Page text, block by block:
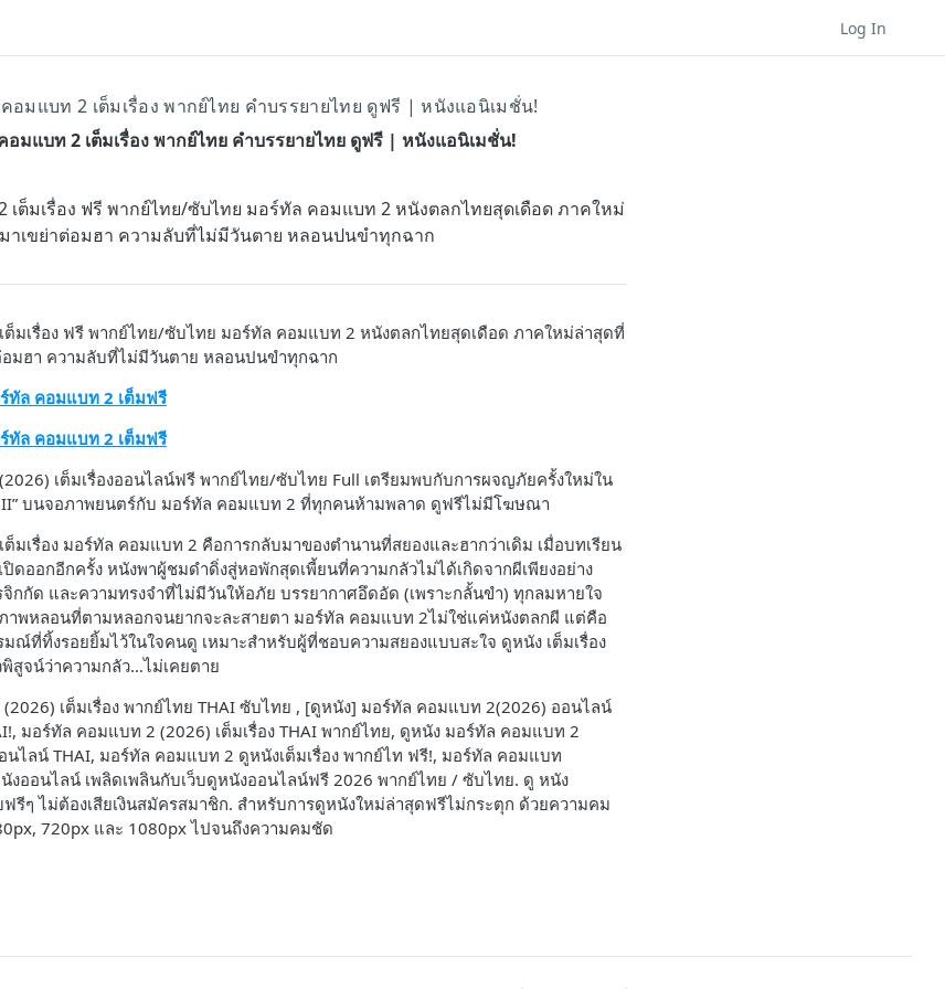
Log In
อมแบท 2 เต็มเรื่อง พากย์ไทย คำบรรยายไทย ดูฟรี | หนังแอนิเมชั่น!
มแบท 2 เต็มเรื่อง พากย์ไทย คำบรรยายไทย ดูฟรี | หนังแอนิเมชั่น!
ต็มเรื่อง ฟรี พากย์ไทย/ซับไทย มอร์ทัล คอมแบท 2 หนังตลกไทยสุดเดือด ภาคใหม่
าเขย่าต่อมฮา ความลับที่ไม่มีวันตาย หลอนปนขำทุกฉาก
มเรื่อง ฟรี พากย์ไทย/ซับไทย มอร์ทัล คอมแบท 2 หนังตลกไทยสุดเดือด ภาคใหม่ล่าสุดที่
อมฮา ความลับที่ไม่มีวันตาย หลอนปนขำทุกฉาก
ล คอมแบท 2 เต็มฟรี
ล คอมแบท 2 เต็มฟรี
เต็มเรื่องออนไลน์ฟรี พากย์ไทย/ซับไทย Full เตรียมพบกับการผจญภัยครั้งใหม่ใน
II” บนจอภาพยนตร์กับ มอร์ทัล คอมแบท 2 ที่ทุกคนห้ามพลาด ดูฟรีไม่มีโฆษณา
มเรื่อง มอร์ทัล คอมแบท 2 คือการกลับมาของตำนานที่สยองและฮากว่าเดิม เมื่อบทเรียน
ดออกอีกครั้ง หนังพาผู้ชมดำดิ่งสู่หอพักสุดเพี้ยนที่ความกลัวไม่ได้เกิดจากผีเพียงอย่าง
จิกกัด และความทรงจำที่ไม่มีวันให้อภัย บรรยากาศอึดอัด (เพราะกลั้นขำ) ทุกลมหายใจ
ภาพหลอนที่ตามหลอกจนยากจะละสายตา มอร์ทัล คอมแบท 2ไม่ใช่แค่หนังตลกผี แต่คือ
ณ์ที่ทิ้งรอยยิ้มไว้ในใจคนดู เหมาะสำหรับผู้ที่ชอบความสยองแบบสะใจ ดูหนัง เต็มเรื่อง
สูจน์ว่าความกลัว…ไม่เคยตาย
เต็มเรื่อง พากย์ไทย THAI ซับไทย , [ดูหนัง] มอร์ทัล คอมแบท 2(2026) ออนไลน์
มอร์ทัล คอมแบท 2 (2026) เต็มเรื่อง THAI พากย์ไทย, ดูหนัง มอร์ทัล คอมแบท 2
นไลน์ THAI, มอร์ทัล คอมแบท 2 ดูหนังเต็มเรื่อง พากย์ไท ฟรี!, มอร์ทัล คอมแบท
นังออนไลน์ เพลิดเพลินกับเว็บดูหนังออนไลน์ฟรี 2026 พากย์ไทย / ซับไทย. ดู หนัง
ๆ ไม่ต้องเสียเงินสมัครสมาชิก. สำหรับการดูหนังใหม่ล่าสุดฟรีไม่กระตุก ด้วยความคม
720px และ 1080px ไปจนถึงความคมชัด